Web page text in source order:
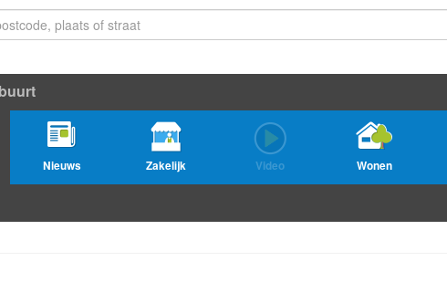
Nieuws Zakelijk Video Wonen